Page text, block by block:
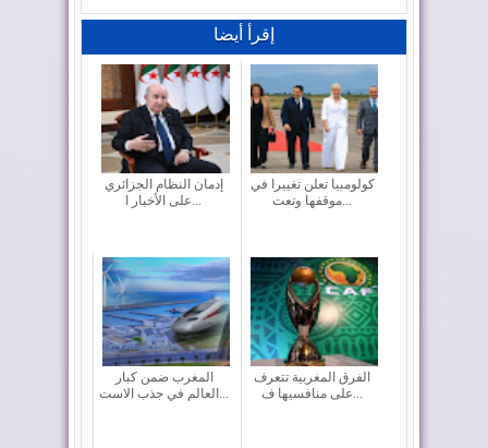
إقرأ أيضا
إدمان النظام الجزائري
كولومبيا تعلن تغييرا في
المغرب ضمن كبار
الفرق المغربية تتعرف